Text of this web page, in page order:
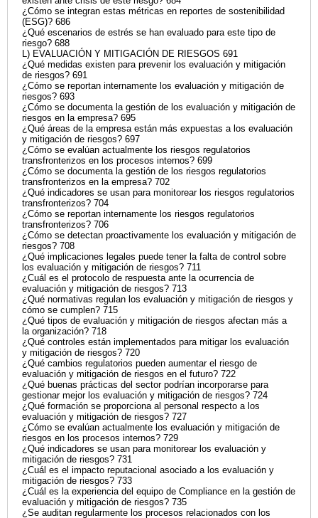
¿Cómo se integran estas métricas en reportes de sostenibilidad
(ESG)? 686
¿Qué escenarios de estrés se han evaluado para este tipo de
riesgo? 688
L) EVALUACIÓN Y MITIGACIÓN DE RIESGOS 691
¿Qué medidas existen para prevenir los evaluación y mitigación
de riesgos? 691
¿Cómo se reportan internamente los evaluación y mitigación de
riesgos? 693
¿Cómo se documenta la gestión de los evaluación y mitigación de
riesgos en la empresa? 695
¿Qué áreas de la empresa están más expuestas a los evaluación
y mitigación de riesgos? 697
¿Cómo se evalúan actualmente los riesgos regulatorios
transfronterizos en los procesos internos? 699
¿Cómo se documenta la gestión de los riesgos regulatorios
transfronterizos en la empresa? 702
¿Qué indicadores se usan para monitorear los riesgos regulatorios
transfronterizos? 704
¿Cómo se reportan internamente los riesgos regulatorios
transfronterizos? 706
¿Cómo se detectan proactivamente los evaluación y mitigación de
riesgos? 708
¿Qué implicaciones legales puede tener la falta de control sobre
los evaluación y mitigación de riesgos? 711
¿Cuál es el protocolo de respuesta ante la ocurrencia de
evaluación y mitigación de riesgos? 713
¿Qué normativas regulan los evaluación y mitigación de riesgos y
cómo se cumplen? 715
¿Qué tipos de evaluación y mitigación de riesgos afectan más a
la organización? 718
¿Qué controles están implementados para mitigar los evaluación
y mitigación de riesgos? 720
¿Qué cambios regulatorios pueden aumentar el riesgo de
evaluación y mitigación de riesgos en el futuro? 722
¿Qué buenas prácticas del sector podrían incorporarse para
gestionar mejor los evaluación y mitigación de riesgos? 724
¿Qué formación se proporciona al personal respecto a los
evaluación y mitigación de riesgos? 727
¿Cómo se evalúan actualmente los evaluación y mitigación de
riesgos en los procesos internos? 729
¿Qué indicadores se usan para monitorear los evaluación y
mitigación de riesgos? 731
¿Cuál es el impacto reputacional asociado a los evaluación y
mitigación de riesgos? 733
¿Cuál es la experiencia del equipo de Compliance en la gestión de
evaluación y mitigación de riesgos? 735
¿Se auditan regularmente los procesos relacionados con los